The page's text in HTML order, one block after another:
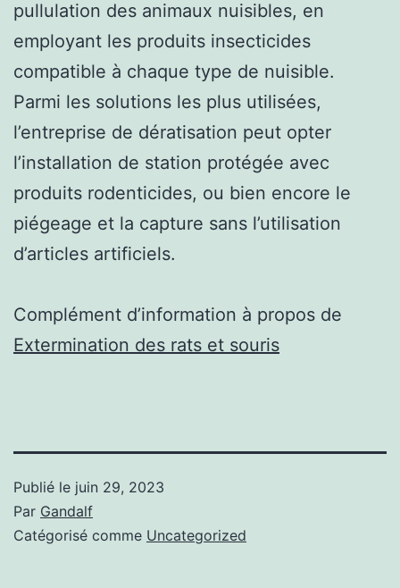
pullulation des animaux nuisibles, en
employant les produits insecticides
compatible à chaque type de nuisible.
Parmi les solutions les plus utilisées,
l’entreprise de dératisation peut opter
l’installation de station protégée avec
produits rodenticides, ou bien encore le
piégeage et la capture sans l’utilisation
d’articles artificiels.
Complément d’information à propos de
Extermination des rats et souris
Publié le juin 29, 2023
Par Gandalf
Catégorisé comme Uncategorized